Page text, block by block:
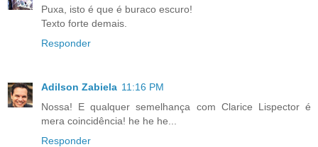
Puxa, isto é que é buraco escuro!
Texto forte demais.
Responder
Adilson Zabiela 11:16 PM
Nossa! E qualquer semelhança com Clarice Lispector é
mera coincidência! he he he...
Responder